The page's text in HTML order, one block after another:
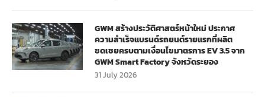
GWM สร้างประวัติศาสตร์หน้าใหม่ ประกาศ
ความสำเร็จแบรนด์รถยนต์รายแรกที่ผลิต
ชดเชยครบตามเงื่อนไขมาตรการ EV 3.5 จาก
GWM Smart Factory จังหวัดระยอง
31 July 2026